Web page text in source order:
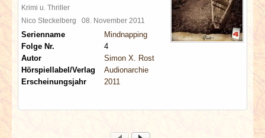
Krimi u. Thriller
Nico Steckelberg 08. November 2011
Serienname
Mindnapping
Folge Nr.
4
Autor
Simon X. Rost
Hörspiellabel/Verlag
Audionarchie
Erscheinungsjahr
2011